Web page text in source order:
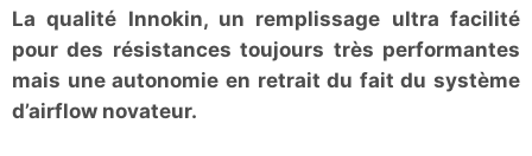
La qualité Innokin, un remplissage ultra facilité
pour des résistances toujours très performantes
mais une autonomie en retrait du fait du système
d’airflow novateur.